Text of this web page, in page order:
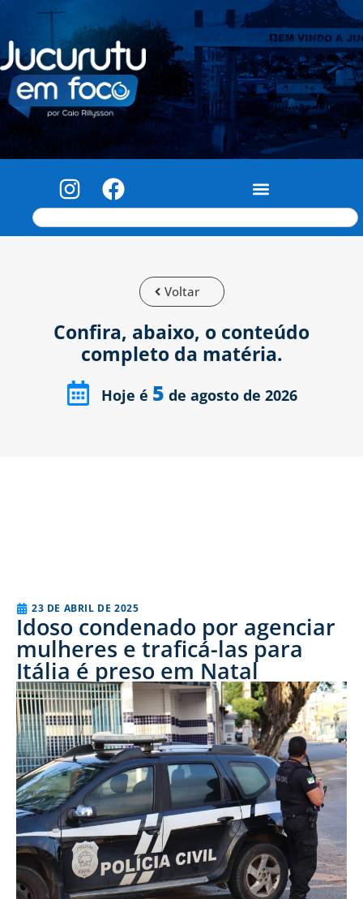
Voltar
Confira, abaixo, o conteúdo
completo da matéria.
Hoje é 5 de agosto de 2026
23 DE ABRIL DE 2025
Idoso condenado por agenciar
mulheres e traficá-las para
Itália é preso em Natal